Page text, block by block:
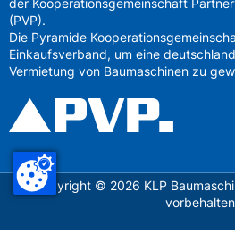
der Kooperationsgemeinschaft
(PVP).
Die Pyramide
Einkaufsverband, um eine
Vermietung von Baumaschinen zu
Copyright © 2026 KLP
vorbehalten